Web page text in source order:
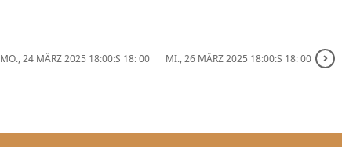
MO., 24 MÄRZ 2025 18:00:S 18: 00 MI., 26 MÄRZ 2025 18:00:S 18: 00